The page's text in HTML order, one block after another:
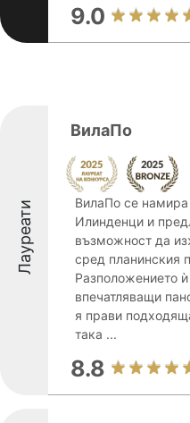
9.0
Лауреати
ВилаПо
ВилаПо се
Илинденци и
възможност да
сред планинския
Разположението
впечатляващи
я прави
така ...
8.8